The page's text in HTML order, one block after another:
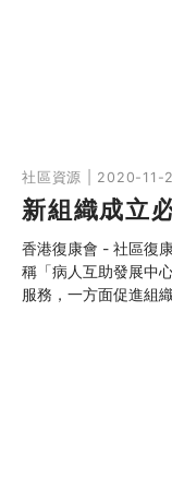
社區資源 | 2020-11-
新組織成立
香港復康會 - 社區復
稱「病人互助發展中
服務，一方面促進組